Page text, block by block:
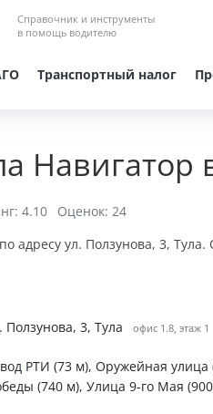
Справочник и инструменты
в помощь водителю
Транспортный налог
Навигатор
4.10 Оценок: 24
адресу ул. Ползунова, 3,
Ползунова, 3, Тула офис 1.8, этаж 1
РТИ (73 м), Оружейная улица
(740 м), Улица 9-го Мая